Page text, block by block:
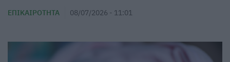
ΕΠΙΚΑΙΡΌΤΗΤΑ 08/07/2026 - 11:01